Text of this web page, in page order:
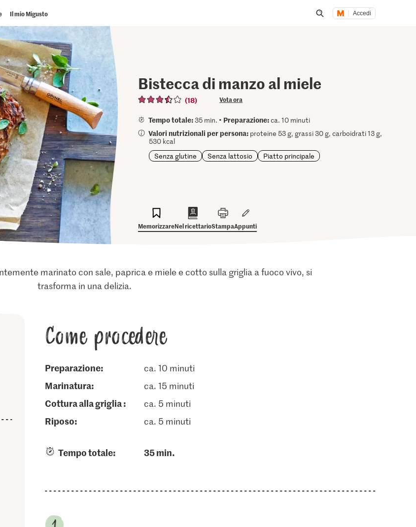
Il mio Migusto Accedi
Bistecca di manzo al miele
(18) Vota ora
Tempo totale: 35 min. • Preparazione:ca. 10 minuti
Valori nutrizionali per persona: proteine 53 g, grassi 30 g, carboidrati 13 g,
530 kcal
Senza glutine
Senza lattosio Piatto principale
MemorizzareNel ricettarioStampaAppunti
marinato con sale, paprica e miele e cotto sulla griglia a fuoco vivo, si
trasforma in una delizia.
Come procedere
Preparazione: ca. 10 minuti
marinatura: ca. 15 minuti
cottura alla griglia : ca. 5 minuti
riposo: ca. 5 minuti
Tempo totale: 35 min.